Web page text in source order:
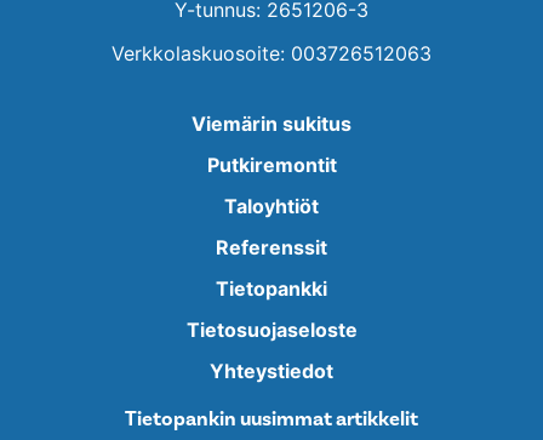
Y-tunnus: 2651206-3
Verkkolaskuosoite: 003726512063
Viemärin sukitus
Putkiremontit
Taloyhtiöt
Referenssit
Tietopankki
Tietosuojaseloste
Yhteystiedot
Tietopankin uusimmat artikkelit